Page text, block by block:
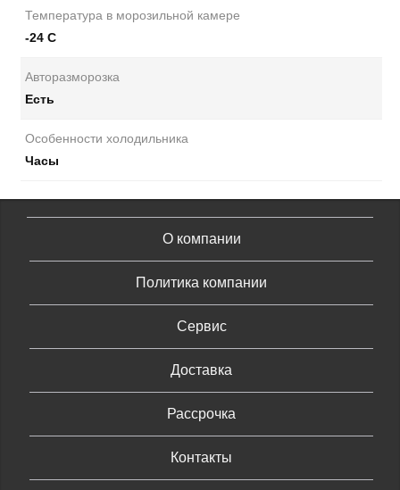
Температура в морозильной камере
-24 С
Авторазморозка
Есть
Особенности холодильника
Часы
О компании
Политика компании
Сервис
Доставка
Рассрочка
Контакты